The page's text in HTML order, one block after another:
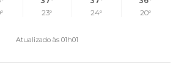
23°
24°
20°
Atualizado às 01h01